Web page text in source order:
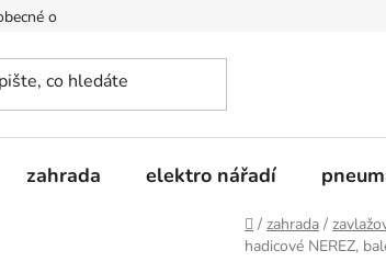
obchodní podmínky
zahrada elektro nářadí
Domů
/ zahrada /
hadicové NEREZ,